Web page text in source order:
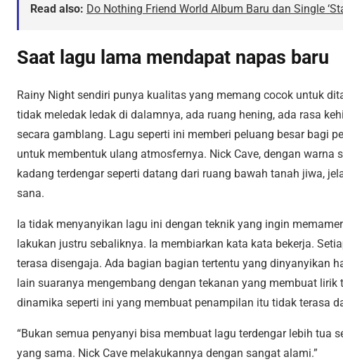
Read also: Do Nothing Friend World Album Baru dan Single
Saat lagu lama mendapat napas baru
Rainy Night sendiri punya kualitas yang memang cocok untuk
tidak meledak ledak di dalamnya, ada ruang hening, ada rasa
secara gamblang. Lagu seperti ini memberi peluang besar bagi
untuk membentuk ulang atmosfernya. Nick Cave, dengan warna
kadang terdengar seperti datang dari ruang bawah tanah jiwa,
sana.
Ia tidak menyanyikan lagu ini dengan teknik yang ingin
lakukan justru sebaliknya. Ia membiarkan kata kata bekerja.
terasa disengaja. Ada bagian bagian tertentu yang dinyanyikan
lain suaranya mengembang dengan tekanan yang membuat
dinamika seperti ini yang membuat penampilan itu tidak terasa
“Bukan semua penyanyi bisa membuat lagu terdengar lebih tua
yang sama. Nick Cave melakukannya dengan sangat alami.”